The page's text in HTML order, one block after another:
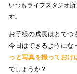
いつもライフスタジオ
す。
お子様の成長はとてつ
今日はできるようにな
っと写真を撮っておけ
でしょうか？